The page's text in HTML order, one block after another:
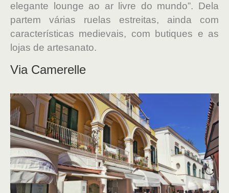
elegante lounge ao ar livre do mundo”. Dela
partem várias ruelas estreitas, ainda com
características medievais, com butiques e as
lojas de artesanato.
Via Camerelle